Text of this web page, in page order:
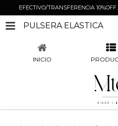
EFECTIVO/TRANSFERENCIA
PULSERA ELASTICA
INICIO